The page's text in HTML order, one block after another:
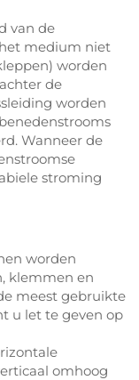
van de
medium niet
worden
de
worden
Wanneer de
stroming
worden
klemmen en
meest gebruikte
u let te geven op
omhoog